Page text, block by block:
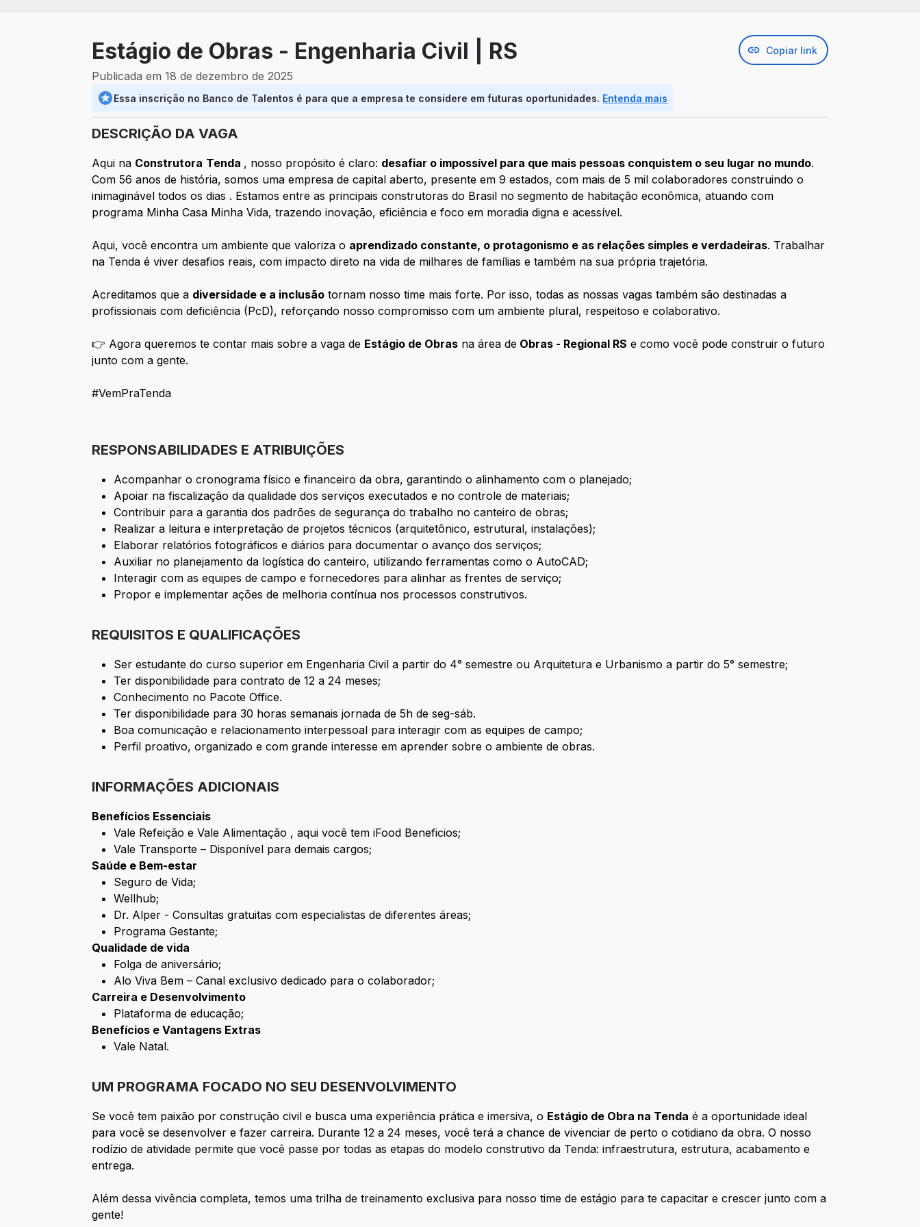
Estágio de Obras - Engenharia Civil | RS Copiar link
Publicada em 18 de dezembro de 2025
Essa inscrição no Banco de Talentos é para que a empresa te considere em futuras oportunidades. Entenda mais
DESCRIÇÃO DA VAGA
Aqui na Construtora Tenda , nosso propósito é claro: desafiar o impossível para que mais pessoas conquistem o seu lugar no mundo.
Com 56 anos de história, somos uma empresa de capital aberto, presente em 9 estados, com mais de 5 mil colaboradores construindo o
inimaginável todos os dias . Estamos entre as principais construtoras do Brasil no segmento de habitação econômica, atuando com
programa Minha Casa Minha Vida, trazendo inovação, eficiência e foco em moradia digna e acessível.
Aqui, você encontra um ambiente que valoriza o aprendizado constante, o protagonismo e as relações simples e verdadeiras. Trabalhar
na Tenda é viver desafios reais, com impacto direto na vida de milhares de famílias e também na sua própria trajetória.
Acreditamos que a diversidade e a inclusão tornam nosso time mais forte. Por isso, todas as nossas vagas também são destinadas a
profissionais com deficiência (PcD), reforçando nosso compromisso com um ambiente plural, respeitoso e colaborativo.
👉 Agora queremos te contar mais sobre a vaga de Estágio de Obras na área de Obras - Regional RS e como você pode construir o futuro
junto com a gente.
#VemPraTenda
RESPONSABILIDADES E ATRIBUIÇÕES
Acompanhar o cronograma físico e financeiro da obra, garantindo o alinhamento com o planejado;
Apoiar na fiscalização da qualidade dos serviços executados e no controle de materiais;
Contribuir para a garantia dos padrões de segurança do trabalho no canteiro de obras;
Realizar a leitura e interpretação de projetos técnicos (arquitetônico, estrutural, instalações);
Elaborar relatórios fotográficos e diários para documentar o avanço dos serviços;
Auxiliar no planejamento da logística do canteiro, utilizando ferramentas como o AutoCAD;
Interagir com as equipes de campo e fornecedores para alinhar as frentes de serviço;
Propor e implementar ações de melhoria contínua nos processos construtivos.
REQUISITOS E QUALIFICAÇÕES
Ser estudante do curso superior em Engenharia Civil a partir do 4° semestre ou Arquitetura e Urbanismo a partir do 5° semestre;
Ter disponibilidade para contrato de 12 a 24 meses;
Conhecimento no Pacote Office.
Ter disponibilidade para 30 horas semanais jornada de 5h de seg-sáb.
Boa comunicação e relacionamento interpessoal para interagir com as equipes de campo;
Perfil proativo, organizado e com grande interesse em aprender sobre o ambiente de obras.
INFORMAÇÕES ADICIONAIS
Benefícios Essenciais
Vale Refeição e Vale Alimentação , aqui você tem iFood Beneficios;
Vale Transporte – Disponível para demais cargos;
Saúde e Bem-estar
Seguro de Vida;
Wellhub;
Dr. Alper - Consultas gratuitas com especialistas de diferentes áreas;
Programa Gestante;
Qualidade de vida
Folga de aniversário;
Alo Viva Bem – Canal exclusivo dedicado para o colaborador;
Carreira e Desenvolvimento
Plataforma de educação;
Benefícios e Vantagens Extras
Vale Natal.
UM PROGRAMA FOCADO NO SEU DESENVOLVIMENTO
Se você tem paixão por construção civil e busca uma experiência prática e imersiva, o Estágio de Obra na Tenda é a oportunidade ideal
para você se desenvolver e fazer carreira. Durante 12 a 24 meses, você terá a chance de vivenciar de perto o cotidiano da obra. O nosso
rodízio de atividade permite que você passe por todas as etapas do modelo construtivo da Tenda: infraestrutura, estrutura, acabamento e
entrega.
Além dessa vivência completa, temos uma trilha de treinamento exclusiva para nosso time de estágio para te capacitar e crescer junto com a
gente!